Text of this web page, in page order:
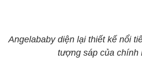
Angelababy diện lại thiết kế nổi
tượng sáp của chính